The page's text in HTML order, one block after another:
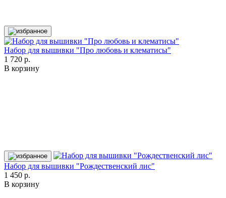
Набор для вышивки "Про любовь и клематисы"
1 720 р.
В корзину
Набор для вышивки "Рождественский лис"
1 450 р.
В корзину